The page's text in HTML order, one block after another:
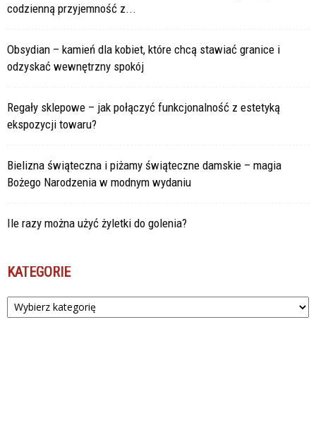
codzienną przyjemność z...
Obsydian – kamień dla kobiet, które chcą stawiać granice i
odzyskać wewnętrzny spokój
Regały sklepowe – jak połączyć funkcjonalność z estetyką
ekspozycji towaru?
Bielizna świąteczna i piżamy świąteczne damskie – magia
Bożego Narodzenia w modnym wydaniu
Ile razy można użyć żyletki do golenia?
KATEGORIE
Kategorie